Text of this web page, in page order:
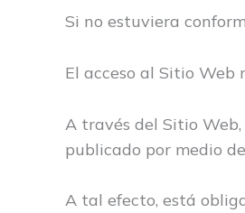
Si no estuviera
El acceso al Sitio Web
A través del Sitio
publicado por medio
A tal efecto, está